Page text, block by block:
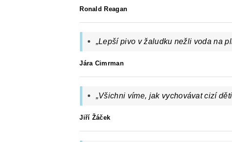
Ronald Reagan
„Lepší pivo v žaludku nežli voda na
Jára Cimrman
„Všichni víme, jak vychovávat cizí
Jiří Žáček